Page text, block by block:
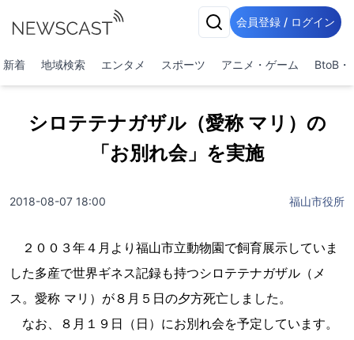
会員登録 / ログイン
新着 地域検索 エンタメ スポーツ アニメ・ゲーム BtoB・
シロテテナガザル（愛称 マリ）の
「お別れ会」を実施
2018-08-07 18:00 福山市役所
２００３年４月より福山市立動物園で飼育展示していま
した多産で世界ギネス記録も持つシロテテナガザル（メ
ス。愛称 マリ）が８月５日の夕方死亡しました。
なお、８月１９日（日）にお別れ会を予定しています。